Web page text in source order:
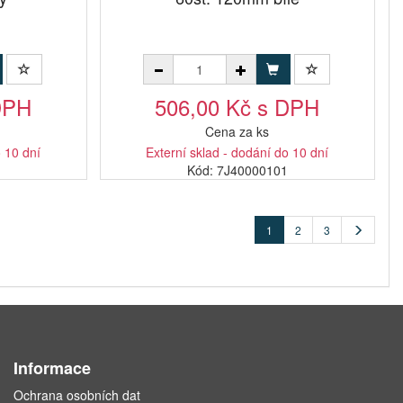
10 dní
506,00 Kč s DPH
Cena za ks
Externí sklad - dodání do 10 dní
Kód: 7J40000101
1 2 3
Informace
Ochrana osobních dat